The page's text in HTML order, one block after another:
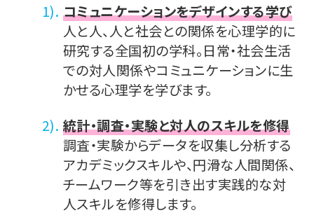
コミュニケーションをデザインする学び
人と人、人と社会との関係を心理学的に
研究する全国初の学科。日常・社会生活
での対人関係やコミュニケーションに生
かせる心理学を学びます。
統計・調査・実験と対人のスキルを修得
調査・実験からデータを収集し分析する
アカデミックスキルや、円滑な人間関係、
チームワーク等を引き出す実践的な対
人スキルを修得します。